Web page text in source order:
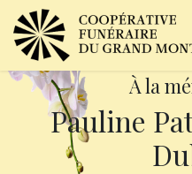
À la
Pauline